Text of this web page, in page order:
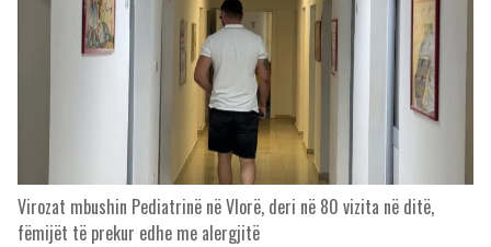
Virozat mbushin Pediatrinë në Vlorë, deri në 80 vizita në ditë,
fëmijët të prekur edhe me alergjitë